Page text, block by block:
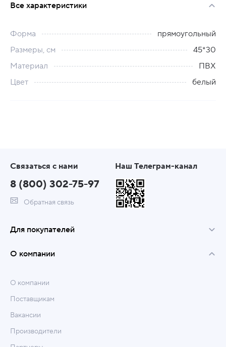
Все характеристики
Форма
прямоугольный
Размеры, см
45*30
Материал
ПВХ
Цвет
белый
Связаться с нами
8 (800) 302-75-97
Обратная связь
Наш Телеграм-канал
Для покупателей
О компании
О компании
Поставщикам
Вакансии
Производители